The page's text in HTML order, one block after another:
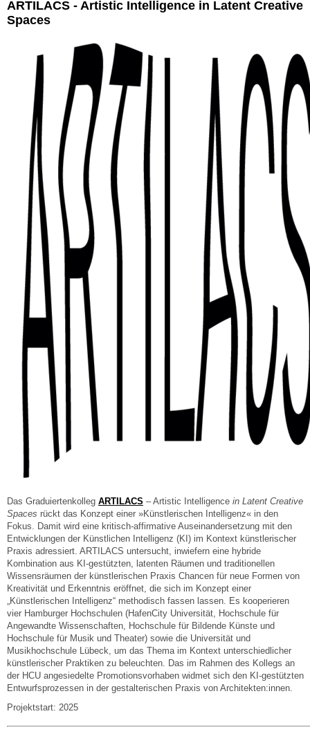
ARTILACS - Artistic Intelligence in Latent Creative
Spaces
Das Graduiertenkolleg ARTILACS – Artistic Intelligence in Latent Creative
Spaces rückt das Konzept einer »Künstlerischen Intelligenz« in den
Fokus. Damit wird eine kritisch-affirmative Auseinandersetzung mit den
Entwicklungen der Künstlichen Intelligenz (KI) im Kontext künstlerischer
Praxis adressiert. ARTILACS untersucht, inwiefern eine hybride
Kombination aus KI-gestützten, latenten Räumen und traditionellen
Wissensräumen der künstlerischen Praxis Chancen für neue Formen von
Kreativität und Erkenntnis eröffnet, die sich im Konzept einer
„Künstlerischen Intelligenz“ methodisch fassen lassen. Es kooperieren
vier Hamburger Hochschulen (HafenCity Universität, Hochschule für
Angewandte Wissenschaften, Hochschule für Bildende Künste und
Hochschule für Musik und Theater) sowie die Universität und
Musikhochschule Lübeck, um das Thema im Kontext unterschiedlicher
künstlerischer Praktiken zu beleuchten. Das im Rahmen des Kollegs an
der HCU angesiedelte Promotionsvorhaben widmet sich den KI-gestützten
Entwurfsprozessen in der gestalterischen Praxis von Architekten:innen.
Projektstart: 2025